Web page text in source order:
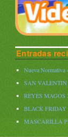
Entradas
Nueva Normativa
SAN VALENTIN
REYES MAGOS
BLACK FRIDAY
MASCARILLA